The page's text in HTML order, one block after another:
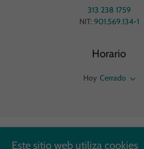
313 238 1759
NIT: 901.569.134-1
Horario
Hoy Cerrado
Copyright © 2026 INVEYA - Todos los
Este sitio web utiliza cookies